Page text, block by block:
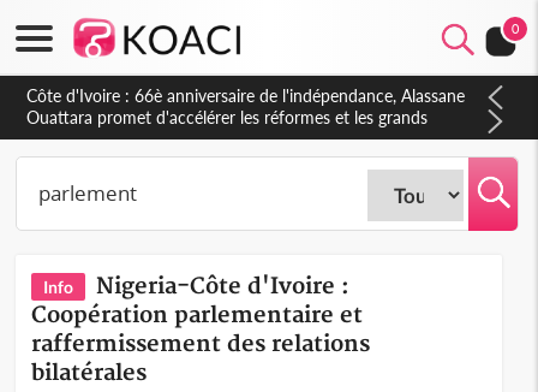
0
Côte d'Ivoire : À Abidjan, Amadou Oury Bah admire le modèle
ivoirien et veut s'en inspirer pour accélérer le développement
de la Guinée
Info
Nigeria-Côte d'Ivoire :
Coopération parlementaire et
raffermissement des relations
bilatérales